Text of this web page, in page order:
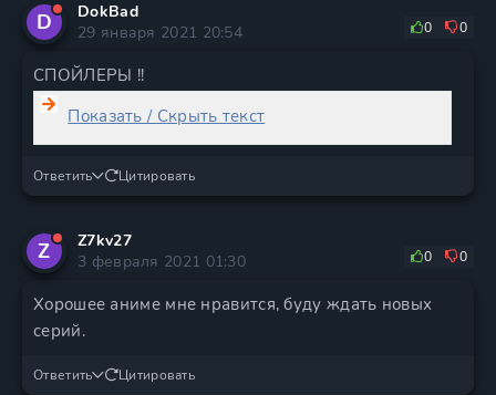
D
DokBad
29 января 2021 20:54
0 0
СПОЙЛЕРЫ !!
Показать / Скрыть текст
Ответить Цитировать
Z
Z7kv27
3 февраля 2021 01:30
0 0
Хорошее аниме мне нравится, буду ждать новых
серий.
Ответить Цитировать